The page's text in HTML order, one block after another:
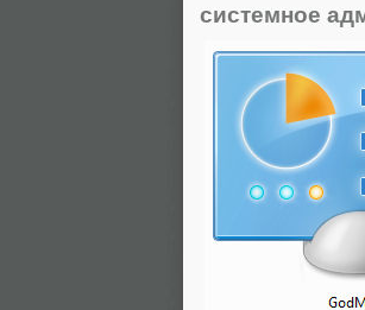
системное